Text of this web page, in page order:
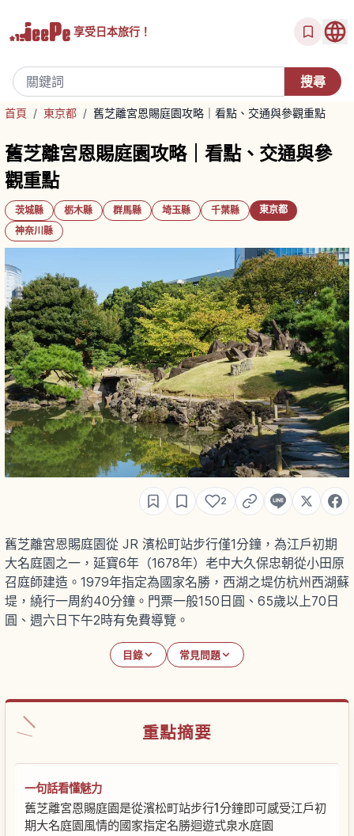
享受日本旅行！
首頁 / 東京都 / 舊芝離宮恩賜庭園攻略｜看點、交通與參觀重點
舊芝離宮恩賜庭園攻略｜看點、交通與參
觀重點
茨城縣 栃木縣 群馬縣 埼玉縣 千葉縣
東京都
神奈川縣
2
舊芝離宮恩賜庭園從 JR 濱松町站步行僅1分鐘，為江戶初期
大名庭園之一，延寶6年（1678年）老中大久保忠朝從小田原
召庭師建造。1979年指定為國家名勝，西湖之堤仿杭州西湖蘇
堤，繞行一周約40分鐘。門票一般150日圓、65歲以上70日
圓、週六日下午2時有免費導覽。
目錄 常見問題
重點摘要
一句話看懂魅力
舊芝離宮恩賜庭園是從濱松町站步行1分鐘即可感受江戶初
期大名庭園風情的國家指定名勝迴遊式泉水庭園